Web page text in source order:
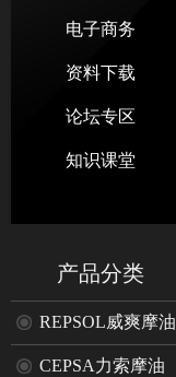
电子商务
资料下载
论坛专区
知识课堂
产品分类
REPSOL威爽摩油
CEPSA力索摩油